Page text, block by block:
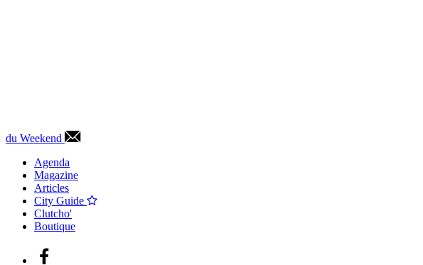
du Weekend
Agenda
Magazine
Articles
City Guide
Clutcho'
Boutique